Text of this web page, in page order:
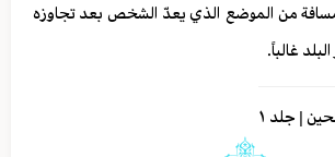
من الموضع الذي يعدّ الشخص بعد تجاوزه
غالباً.
| جلد ١